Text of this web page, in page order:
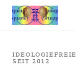
SEIT 2012